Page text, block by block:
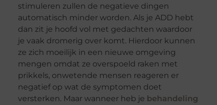
stimuleren zullen de negatieve dingen
automatisch minder worden. Als je ADD hebt
dan zit je hoofd vol met gedachten waardoor
je vaak dromerig over komt. Hierdoor kunnen
ze zich moeilijk in een nieuwe omgeving
mengen omdat ze overspoeld raken met
prikkels, onwetende mensen reageren er
negatief op wat de symptomen doet
versterken. Maar wanneer heb je behandeling